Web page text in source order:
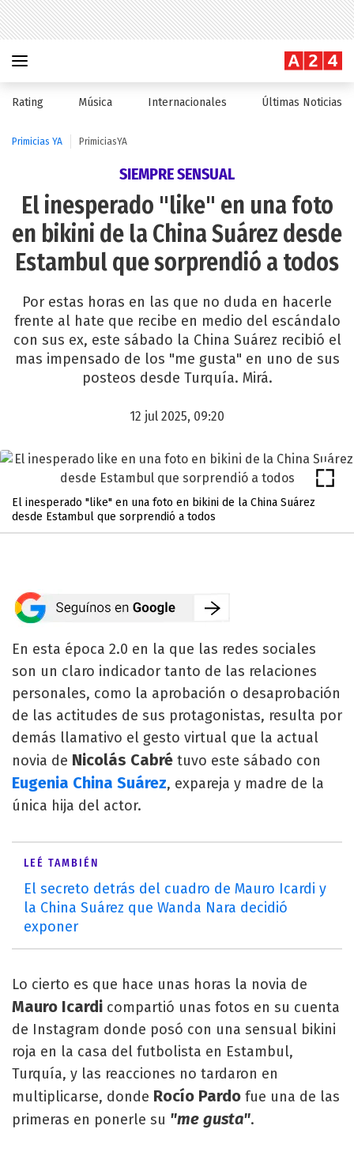
Rating Música Internacionales Últimas Noticias
Primicias YA PrimiciasYA
SIEMPRE SENSUAL
El inesperado "like" en una foto
en bikini de la China Suárez desde
Estambul que sorprendió a todos
Por estas horas en las que no duda en hacerle
frente al hate que recibe en medio del escándalo
con sus ex, este sábado la China Suárez recibió el
mas impensado de los "me gusta" en uno de sus
posteos desde Turquía. Mirá.
12 jul 2025, 09:20
El inesperado "like" en una foto en bikini de la China Suárez
desde Estambul que sorprendió a todos
En esta época 2.0 en la que las redes sociales
son un claro indicador tanto de las relaciones
personales, como la aprobación o desaprobación
de las actitudes de sus protagonistas, resulta por
demás llamativo el gesto virtual que la actual
novia de Nicolás Cabré tuvo este sábado con
Eugenia China Suárez, expareja y madre de la
única hija del actor.
LEÉ TAMBIÉN
El secreto detrás del cuadro de Mauro Icardi y
la China Suárez que Wanda Nara decidió
exponer
Lo cierto es que hace unas horas la novia de
Mauro Icardi compartió unas fotos en su cuenta
de Instagram donde posó con una sensual bikini
roja en la casa del futbolista en Estambul,
Turquía, y las reacciones no tardaron en
multiplicarse, donde Rocío Pardo fue una de las
primeras en ponerle su "me gusta".